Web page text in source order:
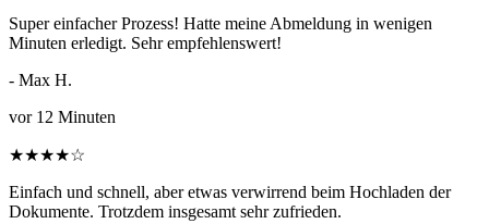
Super einfacher Prozess! Hatte meine Abmeldung in wenigen
Minuten erledigt. Sehr empfehlenswert!
- Max H.
vor 12 Minuten
★★★★☆
Einfach und schnell, aber etwas verwirrend beim Hochladen der
Dokumente. Trotzdem insgesamt sehr zufrieden.